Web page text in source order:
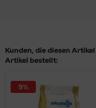
Kunden, die diesen
Artikel bestellt:
9%